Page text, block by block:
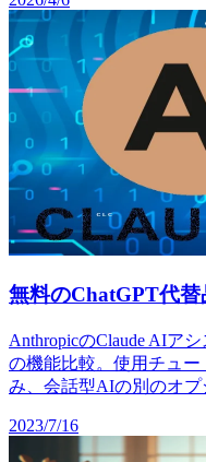
無料のChatGPT代替
AnthropicのClaude AIア
の機能比較。使用チュ
み、会話型AIの別のオプ
2023/7/16